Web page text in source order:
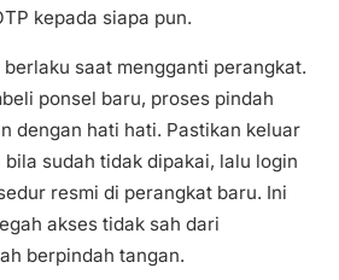
kepada siapa pun.
saat mengganti perangkat.
ponsel baru, proses pindah
dengan hati hati. Pastikan keluar
sudah tidak dipakai, lalu login
resmi di perangkat baru. Ini
akses tidak sah dari
berpindah tangan.